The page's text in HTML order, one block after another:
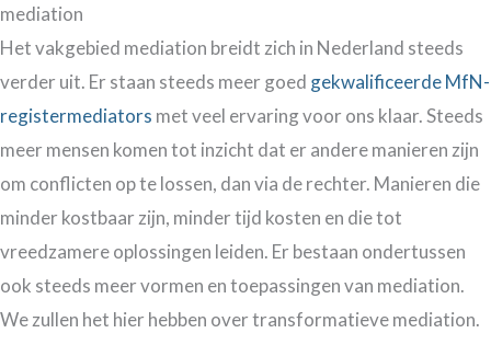
mediation
Het vakgebied mediation breidt zich in Nederland steeds
verder uit. Er staan steeds meer goed gekwalificeerde MfN-
registermediators met veel ervaring voor ons klaar. Steeds
meer mensen komen tot inzicht dat er andere manieren zijn
om conflicten op te lossen, dan via de rechter. Manieren die
minder kostbaar zijn, minder tijd kosten en die tot
vreedzamere oplossingen leiden. Er bestaan ondertussen
ook steeds meer vormen en toepassingen van mediation.
We zullen het hier hebben over transformatieve mediation.